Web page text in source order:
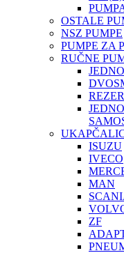
OSTALE
NSZ PUMPE
PUMPE ZA
RUČNE
ISUZU
IVECO
MAN
ZF